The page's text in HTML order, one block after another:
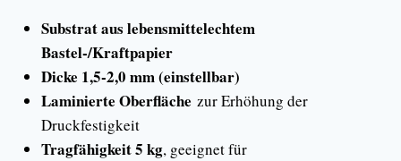
Substrat aus lebensmittelechtem
Bastel-/Kraftpapier
Dicke 1,5-2,0 mm (einstellbar)
Laminierte Oberfläche zur Erhöhung der
Druckfestigkeit
Tragfähigkeit 5 kg, geeignet für